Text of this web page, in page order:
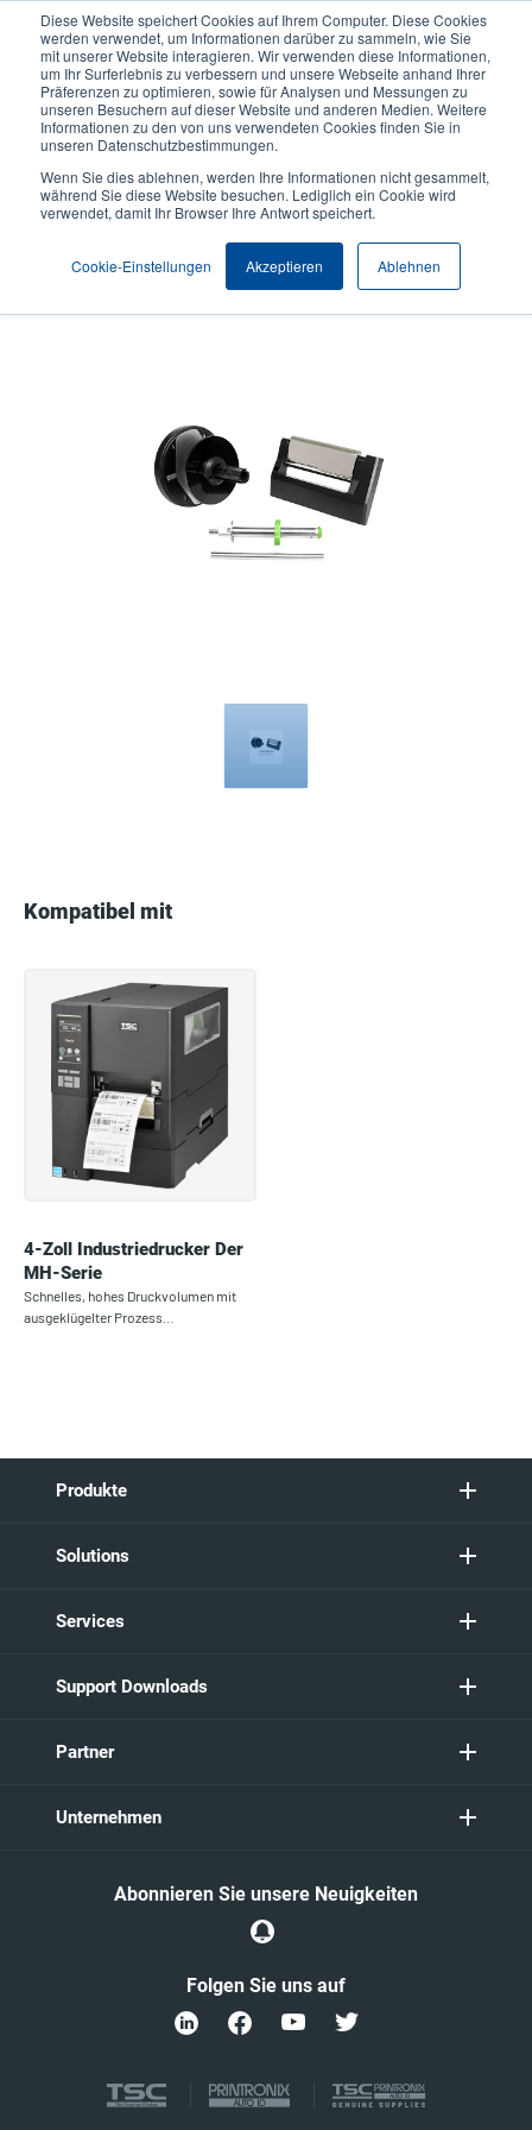
Diese Website speichert Cookies auf Ihrem Computer. Diese Cookies
werden verwendet, um Informationen darüber zu sammeln, wie Sie
mit unserer Website interagieren. Wir verwenden diese Informationen,
um Ihr Surferlebnis zu verbessern und unsere Webseite anhand Ihrer
Präferenzen zu optimieren, sowie für Analysen und Messungen zu
unseren Besuchern auf dieser Website und anderen Medien. Weitere
Informationen zu den von uns verwendeten Cookies finden Sie in
unseren Datenschutzbestimmungen.
Wenn Sie dies ablehnen, werden Ihre Informationen nicht gesammelt,
während Sie diese Website besuchen. Lediglich ein Cookie wird
verwendet, damit Ihr Browser Ihre Antwort speichert.
Cookie-Einstellungen Akzeptieren Ablehnen
User
account
menu
User
Header
Produktsuche Kontakt
Interner Rückspulsatz
Internes Rückspul-Kit mit einer Kapazität von 5 "Außendurchmesser
Kompatibel mit
4-Zoll Industriedrucker Der
MH-Serie
Schnelles, hohes Druckvolumen mit
ausgeklügelter Prozess…
Produkte
Solutions
Services
Support Downloads
Partner
Unternehmen
Folgen Sie uns auf
Abonnieren Sie unsere Neuigkeiten